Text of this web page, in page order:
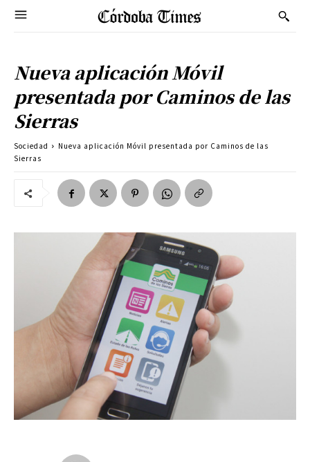
Nueva aplicación Móvil
presentada por Caminos de las
Sierras
Sociedad
Nueva aplicación Móvil presentada por Caminos de las
Sierras